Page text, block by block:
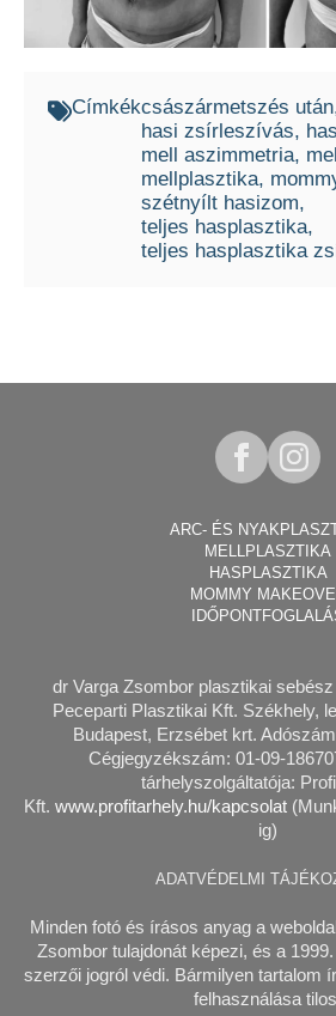
Címkékcsászármetszés után
hasi zsírleszívás
mell aszimmetria
mellplasztika
szétnyílt hasizom
teljes hasplasztika
teljes hasplasztika
ARC- ÉS
MELLPLASZTIKA
HASPLASZTIKA
MOMMY
dr Varga Zsombor plasztikai sebész
Peceparti Plasztikai Kft. Székhely,
Budapest, Erzsébet krt.
Cégjegyzékszám: 01-09-
tárhelyszolgáltatója:
Kft. www.profitarhely.hu/kapcsolat
ig)
ADATVÉDELMI
Minden fotó és írásos anyag a
Zsombor tulajdonát képezi, és a
szerzői jogról védi. Bármilyen tartalom
felhasználása